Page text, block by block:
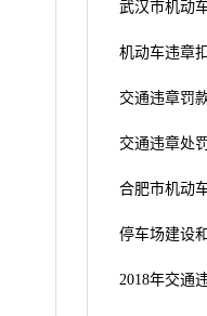
武汉市机动
机动车违章
交通违章罚
交通违章处
合肥市机动
停车场建设
2018年交通